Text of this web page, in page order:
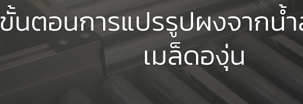
ขั้นตอนการแปรรูปผงจากน้
เมล็ดองุ่น